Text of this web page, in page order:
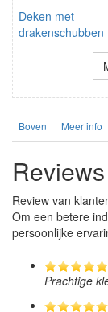
Deken met
drakenschubben
Boven Meer info
Reviews
Review van
Om een betere
persoonlijke
Prachtige